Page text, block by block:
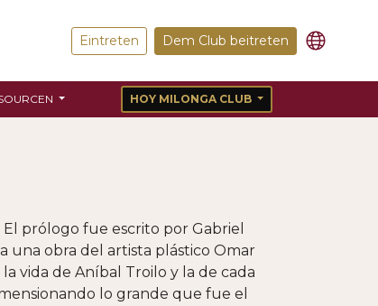
Eintreten Dem Club beitreten
HOY MILONGA CLUB
prólogo fue escrito por Gabriel
una obra del artista plástico Omar
vida de Aníbal Troilo y la de cada
lo grande que fue el